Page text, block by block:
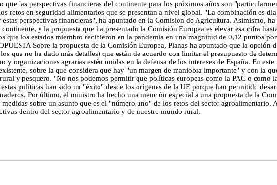
las perspectivas financieras del continente para los próximos años son
retos en seguridad alimentarios que se presentan a nivel global. "La combinación es
perspectivas financieras", ha apuntado en la Comisión de Agricultura. Asimismo,
y la propuesta que ha presentado la Comisión Europea es elevar esa cifra
que los estados miembro recibieron en la pandemia en una magnitud de 0,12 puntos
Sobre la propuesta de la Comisión Europea, Planas ha apuntado que la opción
que no ha dado más detalles) que están de acuerdo con limitar el presupuesto de
organizaciones agrarias estén unidas en la defensa de los intereses de España. En
sobre la que considera que hay "un margen de maniobra importante" y con la
y pesquero. "No nos podemos permitir que políticas europeas como la PAC o como
políticas han sido un "éxito" desde los orígenes de la UE porque han permitido
Por último, el ministro ha hecho una mención especial a una propuesta de la
sobre un asunto que es el "número uno" de los retos del sector agroalimentario.
dentro del sector agroalimentario y de nuestro mundo rural.